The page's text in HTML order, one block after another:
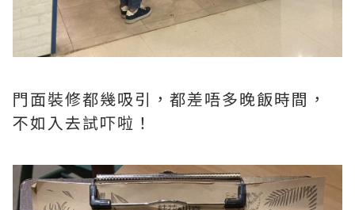
門面裝修都幾吸引，都差唔多晚飯時間，
不如入去試吓啦！